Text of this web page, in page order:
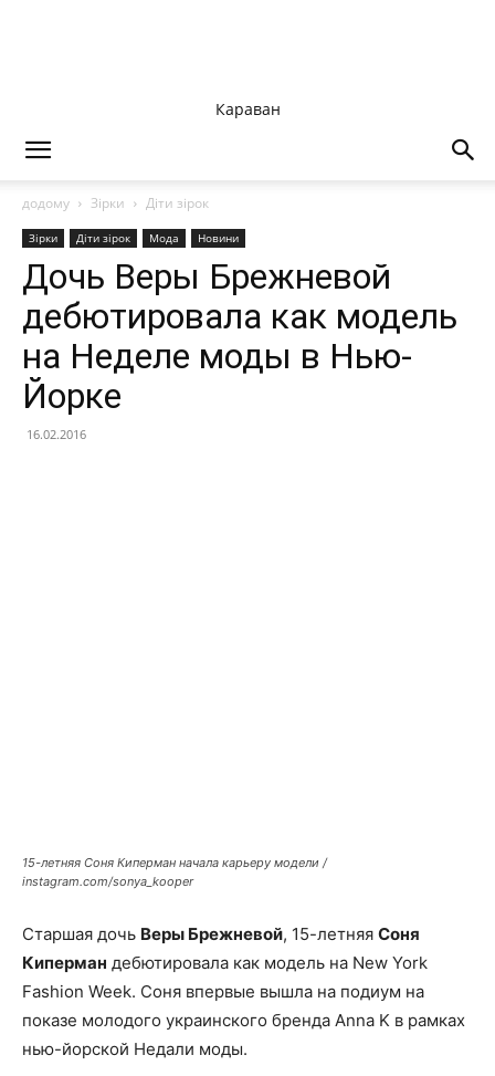
Караван
додому Зірки Діти зірок
Зірки Діти зірок Мода Новини
Дочь Веры Брежневой
дебютировала как модель
на Неделе моды в Нью-
Йорке
16.02.2016
15-летняя Соня Киперман начала карьеру модели /
instagram.com/sonya_kooper
Старшая дочь Веры Брежневой, 15-летняя Соня
Киперман дебютировала как модель на New York
Fashion Week. Соня впервые вышла на подиум на
показе молодого украинского бренда Anna K в рамках
нью-йорской Недали моды.